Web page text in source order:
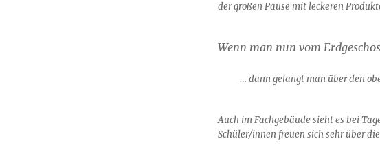
der großen Pause mit leckeren
Wenn man nun vom
… dann gelangt man über den
Auch im Fachgebäude sieht es bei
Schüler/innen freuen sich sehr über